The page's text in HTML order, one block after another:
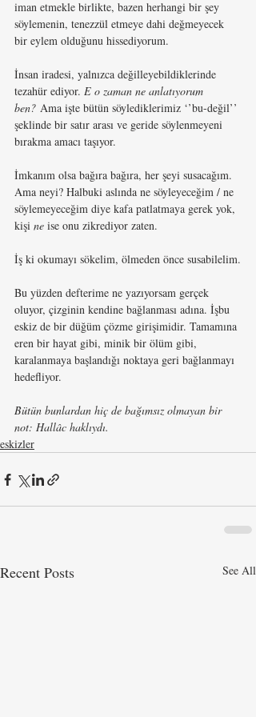
iman etmekle birlikte, bazen herhangi bir şey
söylemenin, tenezzül etmeye dahi değmeyecek
bir eylem olduğunu hissediyorum.
İnsan iradesi, yalnızca değilleyebildiklerinde
tezahür ediyor. E o zaman ne anlatıyorum
ben? Ama işte bütün söylediklerimiz ‘’bu-değil’’
şeklinde bir satır arası ve geride söylenmeyeni
bırakma amacı taşıyor.
İmkanım olsa bağıra bağıra, her şeyi susacağım.
Ama neyi? Halbuki aslında ne söyleyeceğim / ne
söylemeyeceğim diye kafa patlatmaya gerek yok,
kişi ne ise onu zikrediyor zaten.
İş ki okumayı sökelim, ölmeden önce susabilelim.
Bu yüzden defterime ne yazıyorsam gerçek
oluyor, çizginin kendine bağlanması adına. İşbu
eskiz de bir düğüm çözme girişimidir. Tamamına
eren bir hayat gibi, minik bir ölüm gibi,
karalanmaya başlandığı noktaya geri bağlanmayı
hedefliyor.
Bütün bunlardan hiç de bağımsız olmayan bir
not: Hallâc haklıydı.
eskizler
Recent Posts See All